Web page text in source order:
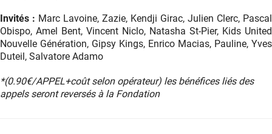
Invités : Marc Lavoine, Zazie, Kendji Girac, Julien Clerc, Pascal
Obispo, Amel Bent, Vincent Niclo, Natasha St-Pier, Kids United
Nouvelle Génération, Gipsy Kings, Enrico Macias, Pauline, Yves
Duteil, Salvatore Adamo
*(0.90€/APPEL+coût selon opérateur) les bénéfices liés des
appels seront reversés à la Fondation